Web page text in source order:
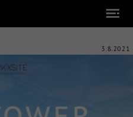
3.8.2021